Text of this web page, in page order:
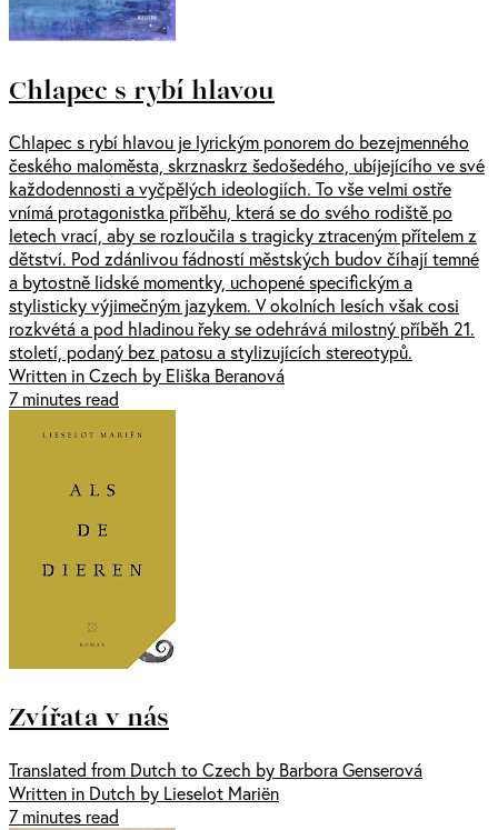
Chlapec s rybí hlavou
Chlapec s rybí hlavou je lyrickým ponorem do bezejmenného
českého maloměsta, skrznaskrz šedošedého, ubíjejícího ve své
každodennosti a vyčpělých ideologiích. To vše velmi ostře
vnímá protagonistka příběhu, která se do svého rodiště po
letech vrací, aby se rozloučila s tragicky ztraceným přítelem z
dětství. Pod zdánlivou fádností městských budov číhají temné
a bytostně lidské momentky, uchopené specifickým a
stylisticky výjimečným jazykem. V okolních lesích však cosi
rozkvétá a pod hladinou řeky se odehrává milostný příběh 21.
století, podaný bez patosu a stylizujících stereotypů.
Written in Czech by Eliška Beranová
7 minutes read
Zvířata v nás
Translated from Dutch to Czech by Barbora Genserová
Written in Dutch by Lieselot Mariën
7 minutes read